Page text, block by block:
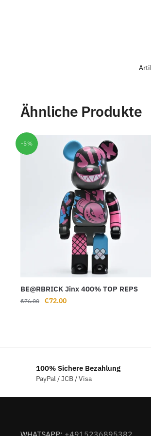
Ähnliche Produkte
-5%
BE@RBRICK Jinx 400% TOP REPS
€76.00
Ursprünglicher
€72.00Aktueller
100% Sichere Bezahlung
PayPal / JCB / Visa
WHATSAPP: +4915236895382